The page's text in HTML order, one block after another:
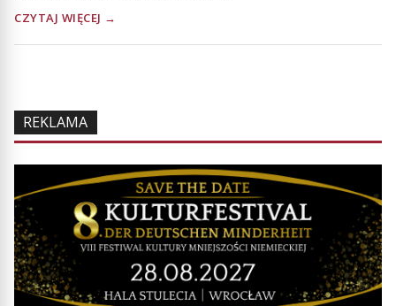
CZYTAJ WIĘCEJ →
REKLAMA